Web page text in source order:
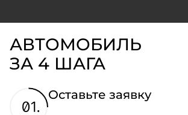
АВТОМОБИЛЬ
ЗА 4 ШАГА
Оставьте заявку